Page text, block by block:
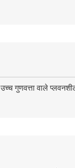
गुणवत्ता वाले